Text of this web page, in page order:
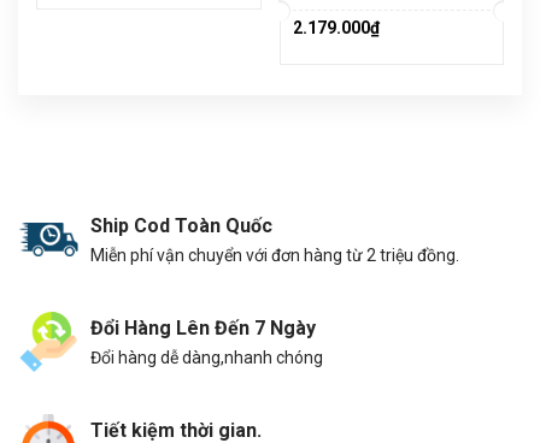
2.179.000₫
Ship Cod Toàn Quốc
Miễn phí vận chuyển với đơn hàng từ 2 triệu đồng.
Đổi Hàng Lên Đến 7 Ngày
Đổi hàng dễ dàng,nhanh chóng
Tiết kiệm thời gian.